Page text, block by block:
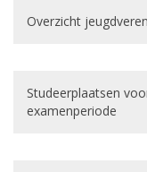
Overzicht
Studeerplaatsen
examenperiode